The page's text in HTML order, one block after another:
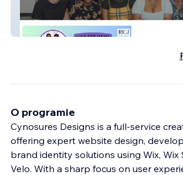
Ricj.org
O programie
Cynosures Designs is a full-service
offering expert website design,
brand identity solutions using Wix, Wix
Velo. With a sharp focus on user